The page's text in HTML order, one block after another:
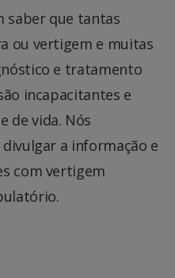
saber que tantas
ou vertigem e muitas
e tratamento
incapacitantes e
de vida. Nós
a informação e
com vertigem